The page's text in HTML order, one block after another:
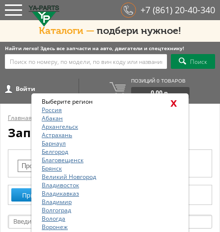
+7 (861) 20-40-340
Каталоги — подбери нужное!
Найти легко! Здесь все запчасти на авто, двигатели и спецтехнику!
Поиск
Войти
ПОЗИЦИЙ 0 ТОВАРОВ
0.00 р.
Главная Запчасти в наличии
Запчасти в наличии
Применить
x
Выберите регион
Россия
Абакан
Архангельск
Астрахань
Барнаул
Белгород
Благовещенск
Брянск
Великий Новгород
Владивосток
Владикавказ
Владимир
Волгоград
Вологда
Воронеж